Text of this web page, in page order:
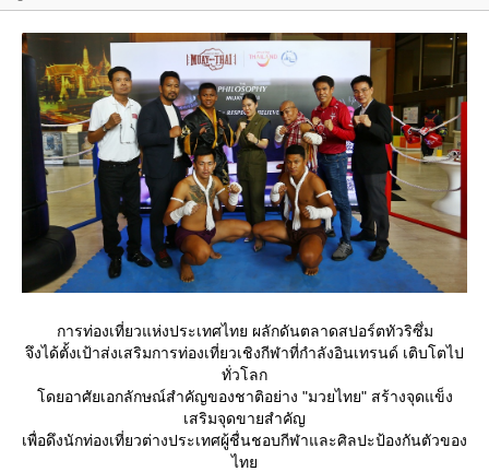
การท่องเที่ยวแห่งประเทศไทย ผลักดันตลาดสปอร์ตทัวริซึ่ม
จึงได้ตั้งเป้าส่งเสริมการท่องเที่ยวเชิงกีฬาที่กำลังอินเทรนด์ เติบโตไป
ทั่วโลก
ดยอาศัยเอกลักษณ์สำคัญของชาติอย่าง "มวยไทย" สร้างจุดแข็ง
เสริมจุดขายสำคัญ
เพื่อดึงนักท่องเที่ยวต่างประเทศผู้ชื่นชอบกีฬาและศิลปะป้องกันตัวของ
ไท